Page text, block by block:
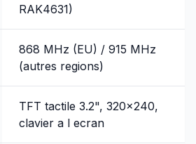
RAK4631)
868 MHz (EU) / 915 MHz
(autres regions)
TFT tactile 3.2", 320x240,
clavier a l ecran